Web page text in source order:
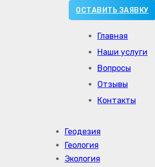
Главная
Наши услуги
Вопросы
Отзывы
Контакты
Геодезия
Геология
Экология
ОСТАВИТЬ ЗАЯВКУ